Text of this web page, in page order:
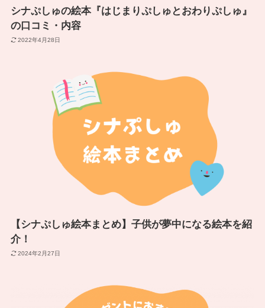
シナぷしゅの絵本『はじまりぷしゅとおわりぷしゅ』
の口コミ・内容
2022年4月28日
【シナぷしゅ絵本まとめ】子供が夢中になる絵本を紹
介！
2024年2月27日